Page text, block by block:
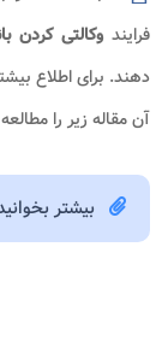
فرایند وکالتی کردن
دهند. برای اطلاع
آن مقاله زیر را
بیشتر